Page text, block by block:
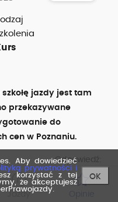
jazdy jest tam
przekazywane
do
cen w Poznaniu.
Odpowiedź:
. Pozdrawiam serdecznie
Aby dowiedzieć
prywatności i
korzystać z tej
że akceptujesz
OK